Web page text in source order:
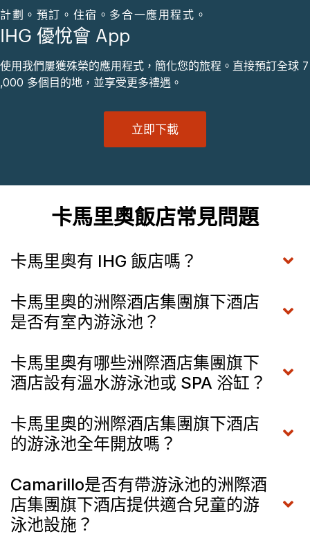
計劃。預訂。住宿。多合一應用程式。
IHG 優悅會 App
使用我們屢獲殊榮的應用程式，簡化您的旅程。直接預訂全球 7
,000 多個目的地，並享受更多禮遇。
立即下載
卡馬里奧飯店常見問題
卡馬里奧有 IHG 飯店嗎？
卡馬里奧的洲際酒店集團旗下酒店
是否有室內游泳池？
卡馬里奧有哪些洲際酒店集團旗下
酒店設有溫水游泳池或 SPA 浴缸？
卡馬里奧的洲際酒店集團旗下酒店
的游泳池全年開放嗎？
Camarillo是否有帶游泳池的洲際酒
店集團旗下酒店提供適合兒童的游
泳池設施？